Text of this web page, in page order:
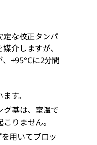
な校正タンパ
介しますが、
+95°Cに2分間
す。
グ基は、室温で
りません。
用いてブロッ